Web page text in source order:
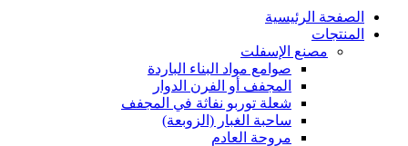
الصفحة الرئيسية
المنتجات
مصنع الإسفلت
صوامع مواد البناء الباردة
المجفف أو الفرن الدوار
شعلة توربو نفاثة في المجفف
ساحبة الغبار (الزوبعة)
مروحة العادم